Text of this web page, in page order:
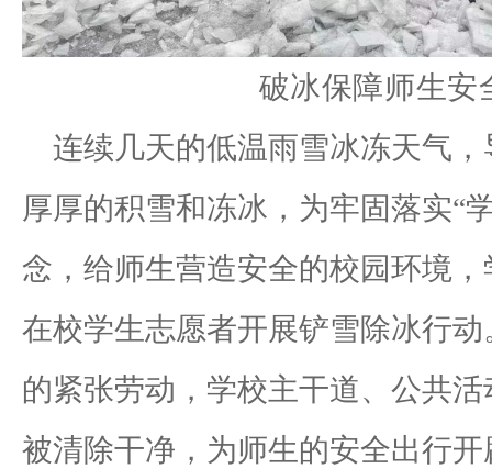
破冰保障师生安
连续几天的低温雨雪冰冻天气
厚厚的积雪和冻冰，为牢固落实“
念，给师生营造安全的校园环境
在校学生志愿者开展铲雪除冰行
的紧张劳动，学校主干道、公共
被清除干净，为师生的安全出行